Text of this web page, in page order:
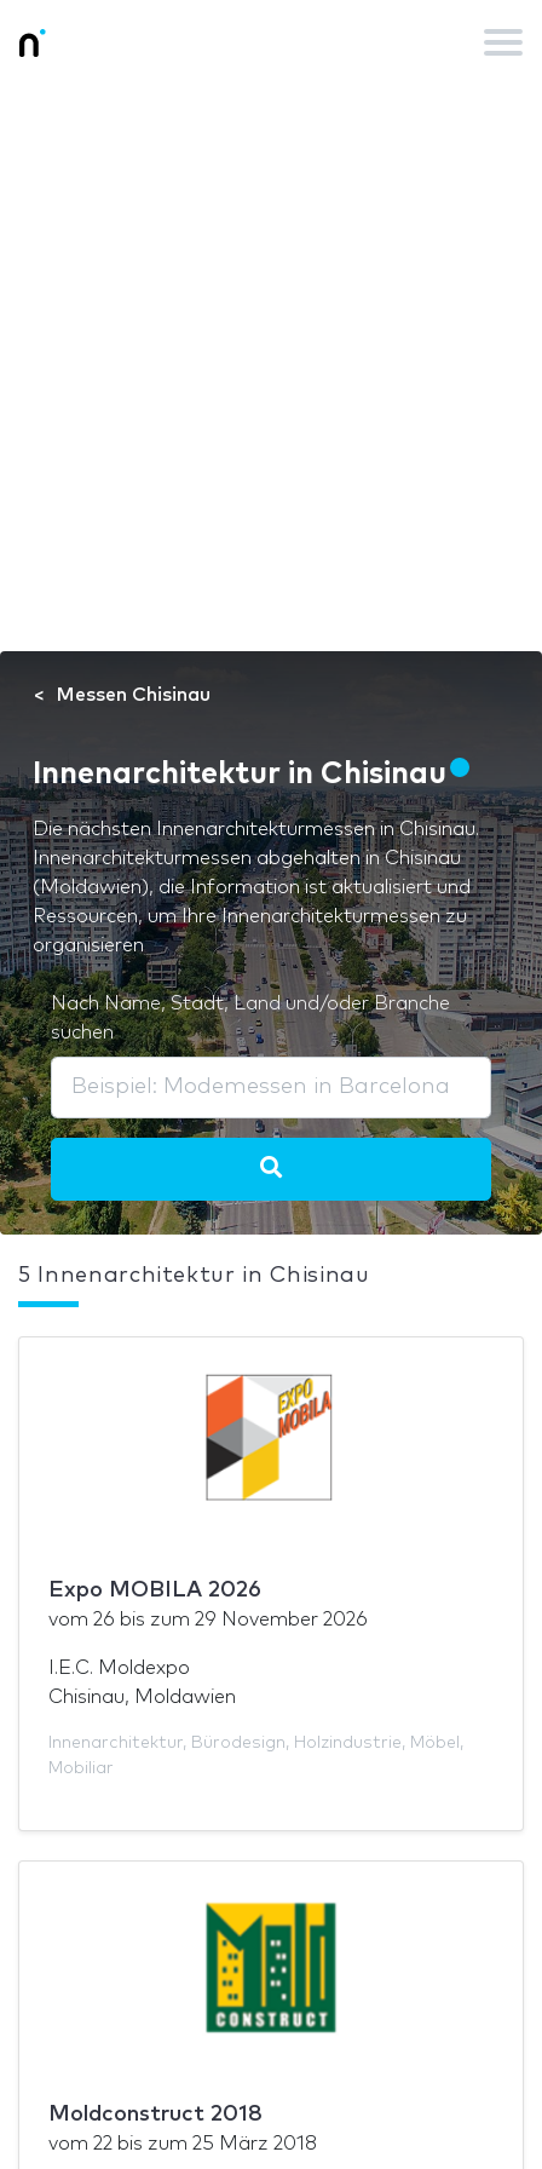
Messen Chisinau
Innenarchitektur in Chisinau
Die nächsten Innenarchitekturmessen in Chisinau.
Innenarchitekturmessen abgehalten in Chisinau
(Moldawien), die Information ist aktualisiert und
Ressourcen, um Ihre Innenarchitekturmessen zu
organisieren
Nach Name, Stadt, Land und/oder Branche
suchen
5 Innenarchitektur in Chisinau
Expo MOBILA 2026
vom 26 bis zum 29 November 2026
I.E.C. Moldexpo
Chisinau, Moldawien
Innenarchitektur, Bürodesign, Holzindustrie, Möbel ,
Mobiliar
Moldconstruct 2018
vom 22 bis zum 25 März 2018